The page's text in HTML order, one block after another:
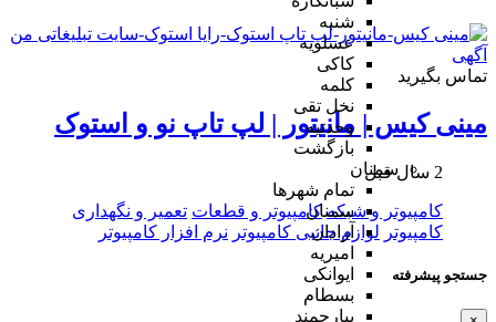
شنبه
عسلویه
کاکی
کلمه
نخل تقی
وحدتیه
بازگشت
سمنان
تمام شهر‌ها
سمنان
آرادان
امیریه
ایوانکی
بسطام
بیارجمند
تماس بگیرید
مینی کیس | مانیتور | لپ تاپ نو و استوک
2 سال قبل
کامپیوتر و شبکه کامپیوتر و قطعات تعمیر و نگهداری
کامپیوتر لوازم جانبی کامپیوتر نرم افزار کامپیوتر
جستجو پیشرفته